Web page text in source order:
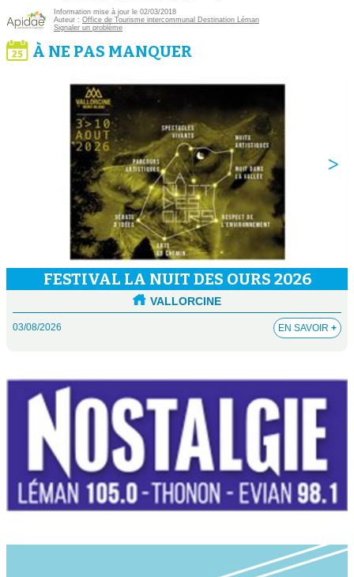
Information mise à jour le 02/03/2018
Auteur : Office de Tourisme intercommunal Destination Léman
Signaler un problème
À NE PAS MANQUER
FESTIVAL LA NUIT DES OURS 2026
VALLORCINE
03/08/2026 EN SAVOIR +